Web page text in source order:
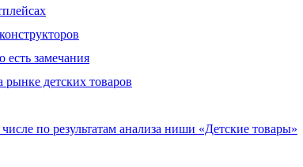
есть замечания
детских товаров
по результатам анализа ниши «Детские товары»